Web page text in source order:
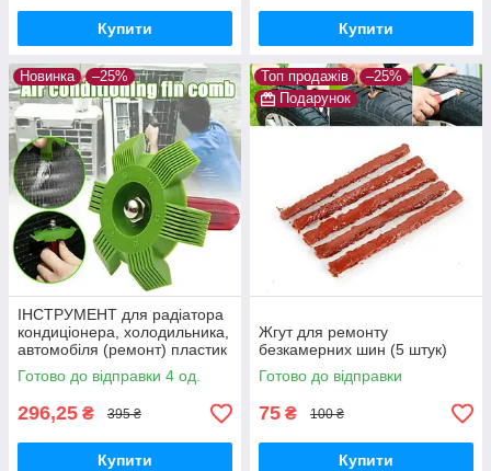
Купити Купити
Новинка –25%
ІНСТРУМЕНТ для радіатора
кондиціонера, холодильника,
автомобіля (ремонт) пластик
Готово до відправки 4 од.
296,25 ₴ 395 ₴
Купити
Топ продажів
–25%
Подарунок
Жгут для ремонту
безкамерних шин (5 штук)
Готово до відправки
75 ₴ 100 ₴
Купити